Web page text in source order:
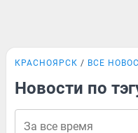
КРАСНОЯРСК ВСЕ
Новости по